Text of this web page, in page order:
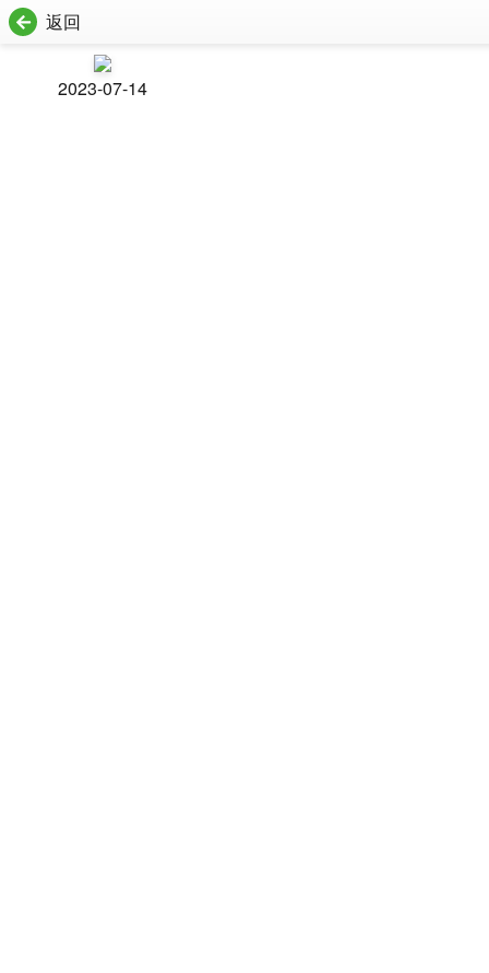
返回
2023-07-14